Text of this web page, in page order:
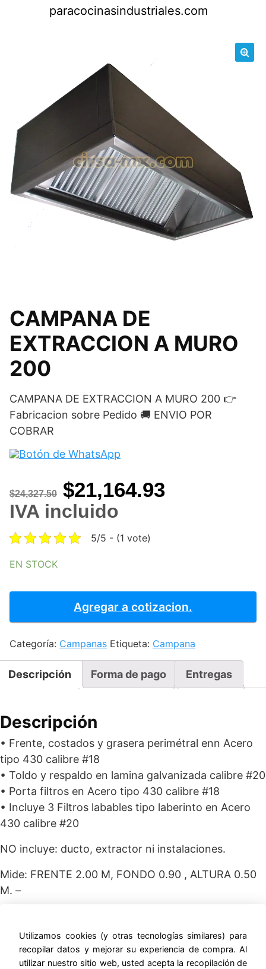
paracocinasindustriales.com
CAMPANA DE
EXTRACCION A MURO
200
CAMPANA DE EXTRACCION A MURO 200 👉
Fabricacion sobre Pedido 🚚 ENVIO POR
COBRAR
$24,327.50 Original
price
was:
$21,164.93Current
IVA incluido
5/5 - (1 vote)
EN STOCK
MURO
200
cantidad
Agregar a cotizacion.
Categoría: Campanas Etiqueta: Campana
Descripción Forma de pago Entregas
Descripción
• Frente, costados y grasera perimétral enn Acero
tipo 430 calibre #18
• Toldo y respaldo en lamina galvanizada calibre #20
• Porta filtros en Acero tipo 430 calibre #18
• Incluye 3 Filtros labables tipo laberinto en Acero
430 calibre #20
NO incluye: ducto, extractor ni instalaciones.
Mide: FRENTE 2.00 M, FONDO 0.90 , ALTURA 0.50
M. –
Utilizamos cookies (y otras tecnologías similares) para
recopilar datos y mejorar su experiencia de compra. Al
utilizar nuestro sitio web, usted acepta la recopilación de